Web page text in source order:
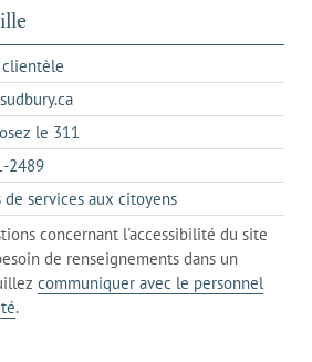
clientèle
dans
un
nouvel
s'ouvre
dans
votre
de
messagerie
le 311
dans
un
client
de
votre
téléphone
2489s'ouvre
dans
un
client
de
votre
de services aux citoyenss'ouvre
dans
l'onglet
actuel
concernant l'accessibilité du site
de renseignements dans un
communiquer avec le personnel
.